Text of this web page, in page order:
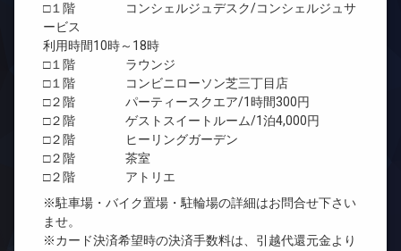
□１階 コンシェルジュデスク/コンシェルジュサ
ービス
利用時間10時～18時
□１階 ラウンジ
□１階 コンビニローソン芝三丁目店
□２階 パーティースクエア/1時間300円
□２階 ゲストスイートルーム/1泊4,000円
□２階 ヒーリングガーデン
□２階 茶室
□２階 アトリエ
※駐車場・バイク置場・駐輪場の詳細はお問合せ下さい
ませ。
※カード決済希望時の決済手数料は、引越代還元金より